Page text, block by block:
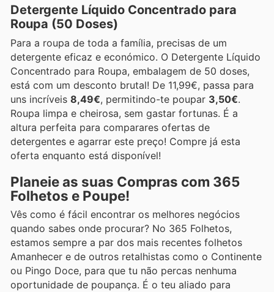
Detergente Líquido Concentrado para
Roupa (50 Doses)
Para a roupa de toda a família, precisas de um
detergente eficaz e económico. O Detergente Líquido
Concentrado para Roupa, embalagem de 50 doses,
está com um desconto brutal! De 11,99€, passa para
uns incríveis 8,49€, permitindo-te poupar 3,50€.
Roupa limpa e cheirosa, sem gastar fortunas. É a
altura perfeita para comparares ofertas de
detergentes e agarrar este preço! Compre já esta
oferta enquanto está disponível!
Planeie as suas Compras com 365
Folhetos e Poupe!
Vês como é fácil encontrar os melhores negócios
quando sabes onde procurar? No 365 Folhetos,
estamos sempre a par dos mais recentes folhetos
Amanhecer e de outros retalhistas como o Continente
ou Pingo Doce, para que tu não percas nenhuma
oportunidade de poupança. É o teu aliado para